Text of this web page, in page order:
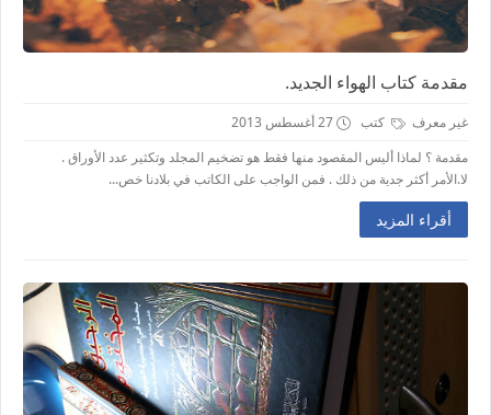
مقدمة كتاب الهواء الجديد.
غير معرف كتب
27 أغسطس 2013
مقدمة ؟ لماذا أليس المقصود منها فقط هو تضخيم المجلد وتكثير عدد الأوراق .
ﻻ.الأمر أكثر جدية من ذلك . فمن الواجب على الكاتب في بلادنا خص...
أقراء المزيد